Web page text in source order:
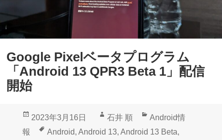
Google Pixelベータプログラム
「Android 13 QPR3 Beta 1」配信
開始
投
2023年3月16日
作
成
石井 順
カ
テ
Android情
報
タ
Android, Android 13, Android 13 Beta,